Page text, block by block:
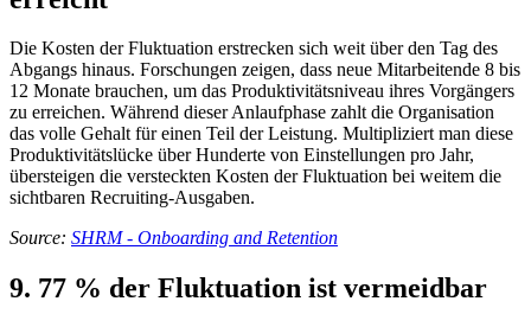
Die Kosten der Fluktuation erstrecken sich weit über den Tag des
Abgangs hinaus. Forschungen zeigen, dass neue Mitarbeitende 8 bis
12 Monate brauchen, um das Produktivitätsniveau ihres Vorgängers
zu erreichen. Während dieser Anlaufphase zahlt die Organisation
das volle Gehalt für einen Teil der Leistung. Multipliziert man diese
Produktivitätslücke über Hunderte von Einstellungen pro Jahr,
übersteigen die versteckten Kosten der Fluktuation bei weitem die
sichtbaren Recruiting-Ausgaben.
Source: SHRM - Onboarding and Retention
9. 77 % der Fluktuation ist vermeidbar